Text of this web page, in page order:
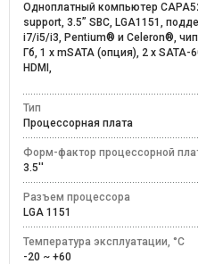
Одноплатный компьютер
support, 3.5” SBC, LGA1151,
i7/i5/i3, Pentium® и Celeron®,
Гб, 1 x mSATA (опция), 2 x SATA-
HDMI,
Тип
Процессорная плата
Форм-фактор процессорной
3.5''
Разъем процессора
LGA 1151
Температура эксплуатации, °C
-20 ~ +60